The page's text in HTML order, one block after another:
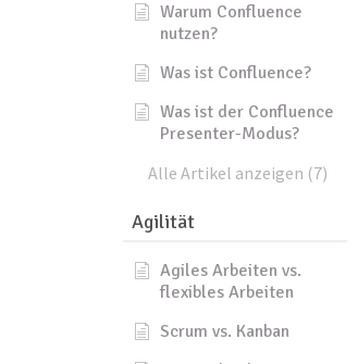
Warum Confluence
nutzen?
Was ist Confluence?
Was ist der Confluence
Presenter-Modus?
Alle Artikel anzeigen (7)
Agilität
Agiles Arbeiten vs.
flexibles Arbeiten
Scrum vs. Kanban